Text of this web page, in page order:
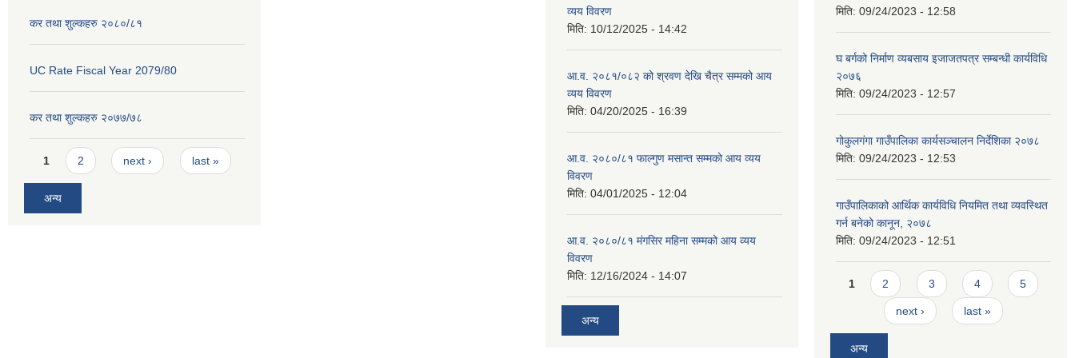
कर तथा शुल्कहरु २०८०/८१
UC Rate Fiscal Year 2079/80
कर तथा शुल्कहरु २०७७/७८
Pages
1 2 next › last »
अन्य
व्यय विवरण
मिति: 10/12/2025 - 14:42
आ.व. २०८१/०८२ को श्रवण देखि चैत्र सम्मको आय
व्यय विवरण
मिति: 04/20/2025 - 16:39
आ.व. २०८०/८१ फाल्गुण मसान्त सम्मको आय व्यय
विवरण
मिति: 04/01/2025 - 12:04
आ.व. २०८०/८१ मंगसिर महिना सम्मको आय व्यय
विवरण
मिति: 12/16/2024 - 14:07
अन्य
मिति: 09/24/2023 - 12:58
घ बर्गको निर्माण व्यबसाय इजाजतपत्र सम्बन्धी कार्यविधि
२०७६
मिति: 09/24/2023 - 12:57
गोकुलगंगा गाउँपालिका कार्यसञ्चालन निर्देशिका २०७८
मिति: 09/24/2023 - 12:53
गाउँपालिकाको आर्थिक कार्यविधि नियमित तथा व्यवस्थित
गर्न बनेको कानून, २०७८
मिति: 09/24/2023 - 12:51
Pages
1 2 3 4 5
next › last »
अन्य